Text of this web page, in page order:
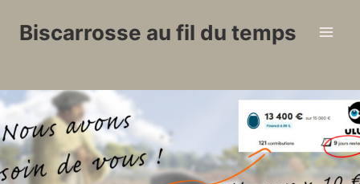
Biscarrosse au fil du temps